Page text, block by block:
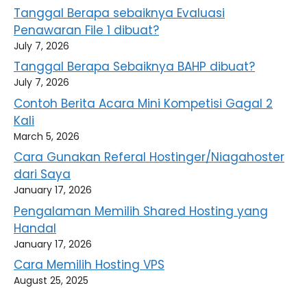
Tanggal Berapa sebaiknya Evaluasi
Penawaran File 1 dibuat?
July 7, 2026
Tanggal Berapa Sebaiknya BAHP dibuat?
July 7, 2026
Contoh Berita Acara Mini Kompetisi Gagal 2
Kali
March 5, 2026
Cara Gunakan Referal Hostinger/Niagahoster
dari Saya
January 17, 2026
Pengalaman Memilih Shared Hosting yang
Handal
January 17, 2026
Cara Memilih Hosting VPS
August 25, 2025